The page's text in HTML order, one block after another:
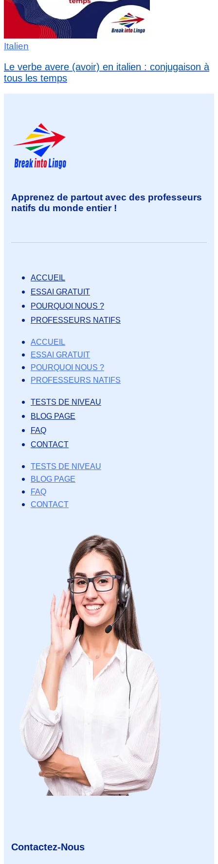
Italien
Le verbe avere (avoir) en italien : conjugaison à
tous les temps
Apprenez de partout avec des professeurs
natifs du monde entier !
ACCUEIL
ESSAI GRATUIT
POURQUOI NOUS ?
PROFESSEURS NATIFS
ACCUEIL
ESSAI GRATUIT
POURQUOI NOUS ?
PROFESSEURS NATIFS
TESTS DE NIVEAU
BLOG PAGE
FAQ
CONTACT
TESTS DE NIVEAU
BLOG PAGE
FAQ
CONTACT
Contactez-Nous